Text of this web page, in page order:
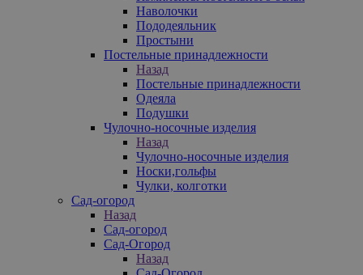
Наволочки
Пододеяльник
Простыни
Постельные принадлежности
Назад
Постельные принадлежности
Одеяла
Подушки
Чулочно-носочные изделия
Назад
Чулочно-носочные изделия
Носки,гольфы
Чулки, колготки
Сад-огород
Назад
Сад-огород
Сад-Огород
Назад